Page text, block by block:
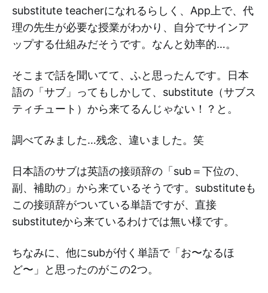
substitute teacherになれるらしく、App上で、代
理の先生が必要な授業がわかり、自分でサインア
ップする仕組みだそうです。なんと効率的…。
そこまで話を聞いてて、ふと思ったんです。日本
語の「サブ」ってもしかして、substitute（サブス
ティチュート）から来てるんじゃない！？と。
調べてみました…残念、違いました。笑
日本語のサブは英語の接頭辞の「sub＝下位の、
副、補助の」から来ているそうです。substituteも
この接頭辞がついている単語ですが、直接
substituteから来ているわけでは無い様です。
ちなみに、他にsubが付く単語で「お〜なるほ
ど〜」と思ったのがこの2つ。